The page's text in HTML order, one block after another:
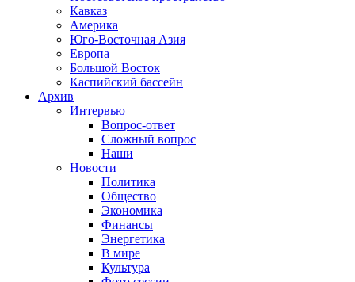
Кавказ
Америка
Юго-Восточная Азия
Европа
Большой Восток
Каспийский бассейн
Архив
Интервью
Вопрос-ответ
Сложный вопрос
Наши
Новости
Политика
Общество
Экономика
Финансы
Энергетика
В мире
Культура